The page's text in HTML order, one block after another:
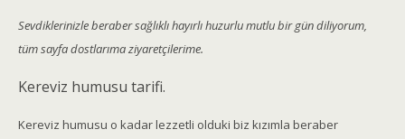
Sevdiklerinizle beraber sağlıklı hayırlı huzurlu mutlu bir gün diliyorum,
tüm sayfa dostlarıma ziyaretçilerime.
Kereviz humusu tarifi.
Kereviz humusu o kadar lezzetli olduki biz kızımla beraber